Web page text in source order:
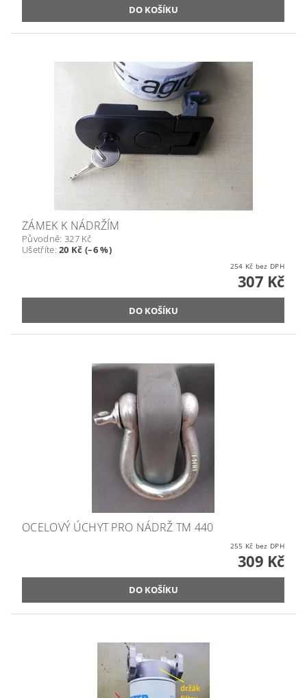
ZÁMEK K NÁDRŽÍM
Původně: 327 Kč
Ušetříte:20 Kč (–6 %)
254 Kč bez DPH
307 Kč
OCELOVÝ ÚCHYT PRO NÁDRŽ TM 440
255 Kč bez DPH
309 Kč